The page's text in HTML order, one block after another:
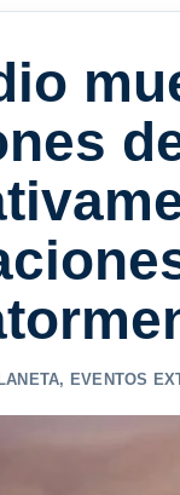
, EVENTOS